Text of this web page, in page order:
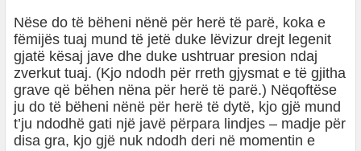
Nëse do të bëheni nënë për herë të parë, koka e
fëmijës tuaj mund të jetë duke lëvizur drejt legenit
gjatë kësaj jave dhe duke ushtruar presion ndaj
zverkut tuaj. (Kjo ndodh për rreth gjysmat e të gjitha
grave që bëhen nëna për herë të parë.) Nëqoftëse
ju do të bëheni nënë për herë të dytë, kjo gjë mund
t’ju ndodhë gati një javë përpara lindjes – madje për
disa gra, kjo gjë nuk ndodh deri në momentin e